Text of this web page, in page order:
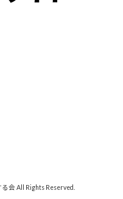
会 All Rights Reserved.